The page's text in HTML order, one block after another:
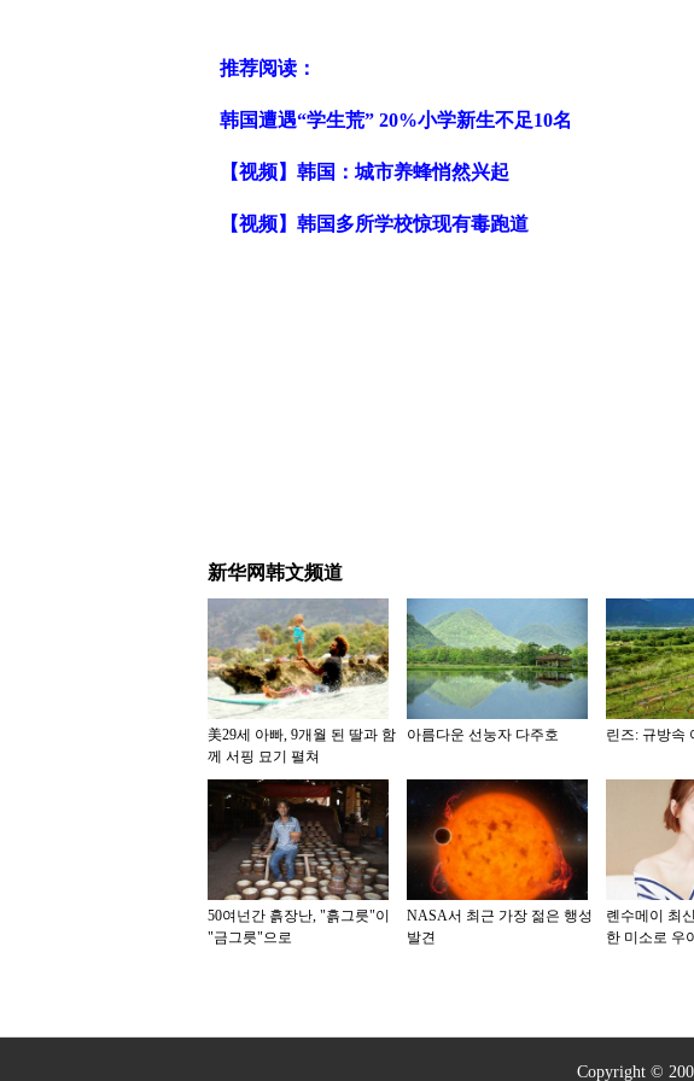
推荐阅读：
韩国遭遇“学生荒” 20%小学新生不足10名
【视频】韩国：城市养蜂悄然兴起
【视频】韩国多所学校惊现有毒跑道
新华网韩文频道
美29세 아빠, 9개월 된 딸과 함
께 서핑 묘기 펼쳐
아름다운 선눙자 다주호 린즈: 규방속
50여넌간 흙장난, "흙그릇"이
"금그릇"으로
NASA서 최근 가장 젊은 행성
발견
롄수메이 최
한 미소로 우
Copyright ©